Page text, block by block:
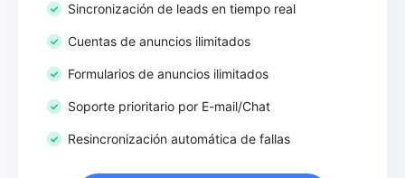
Sincronización de leads en tiempo real
Cuentas de anuncios ilimitados
Formularios de anuncios ilimitados
Soporte prioritario por E-mail/Chat
Resincronización automática de fallas